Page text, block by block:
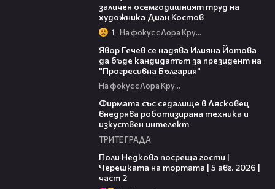
заличен осемгодишният труд на
художника Диан Костов
1 На фокус с Лора Крумова
Явор Гечев се надява Илияна Йотова
да бъде кандидатът за президент на
"Прогресивна България"
На фокус с Лора Крумова
Фирмата със седалище в Лясковец
внедрява роботизирана техника и
изкуствен интелект
ТРИТЕ ГРАДА
Поли Недкова посреща гости |
Черешката на тортата | 5 авг. 2026 |
част 2